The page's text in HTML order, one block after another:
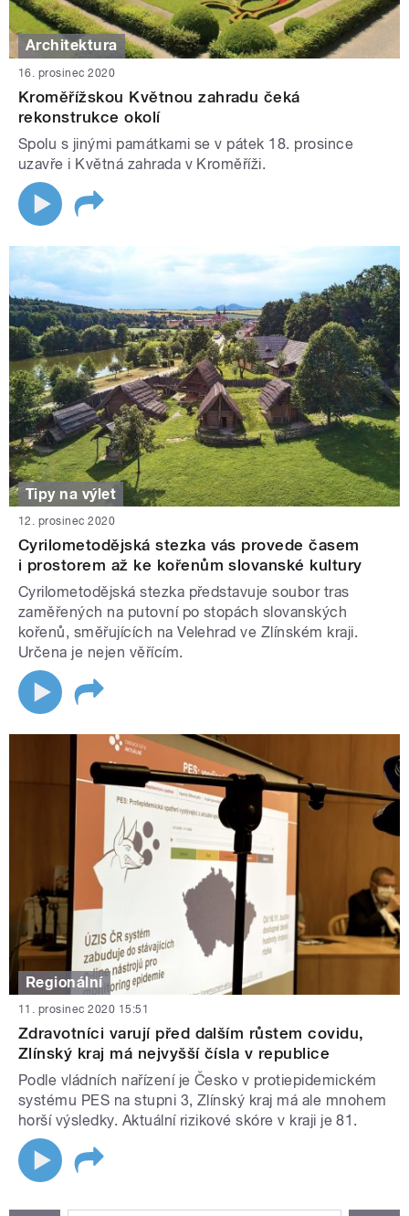
Architektura
16. prosinec 2020
Kroměřížskou Květnou zahradu čeká
rekonstrukce okolí
Spolu s jinými památkami se v pátek 18. prosince
uzavře i Květná zahrada v Kroměříži.
Tipy na výlet
12. prosinec 2020
Cyrilometodějská stezka vás provede časem
i prostorem až ke kořenům slovanské kultury
Cyrilometodějská stezka představuje soubor tras
zaměřených na putovní po stopách slovanských
kořenů, směřujících na Velehrad ve Zlínském kraji.
Určena je nejen věřícím.
Regionální
11. prosinec 2020 15:51
Zdravotníci varují před dalším růstem covidu,
Zlínský kraj má nejvyšší čísla v republice
Podle vládních nařízení je Česko v protiepidemickém
systému PES na stupni 3, Zlínský kraj má ale mnohem
horší výsledky. Aktuální rizikové skóre v kraji je 81.